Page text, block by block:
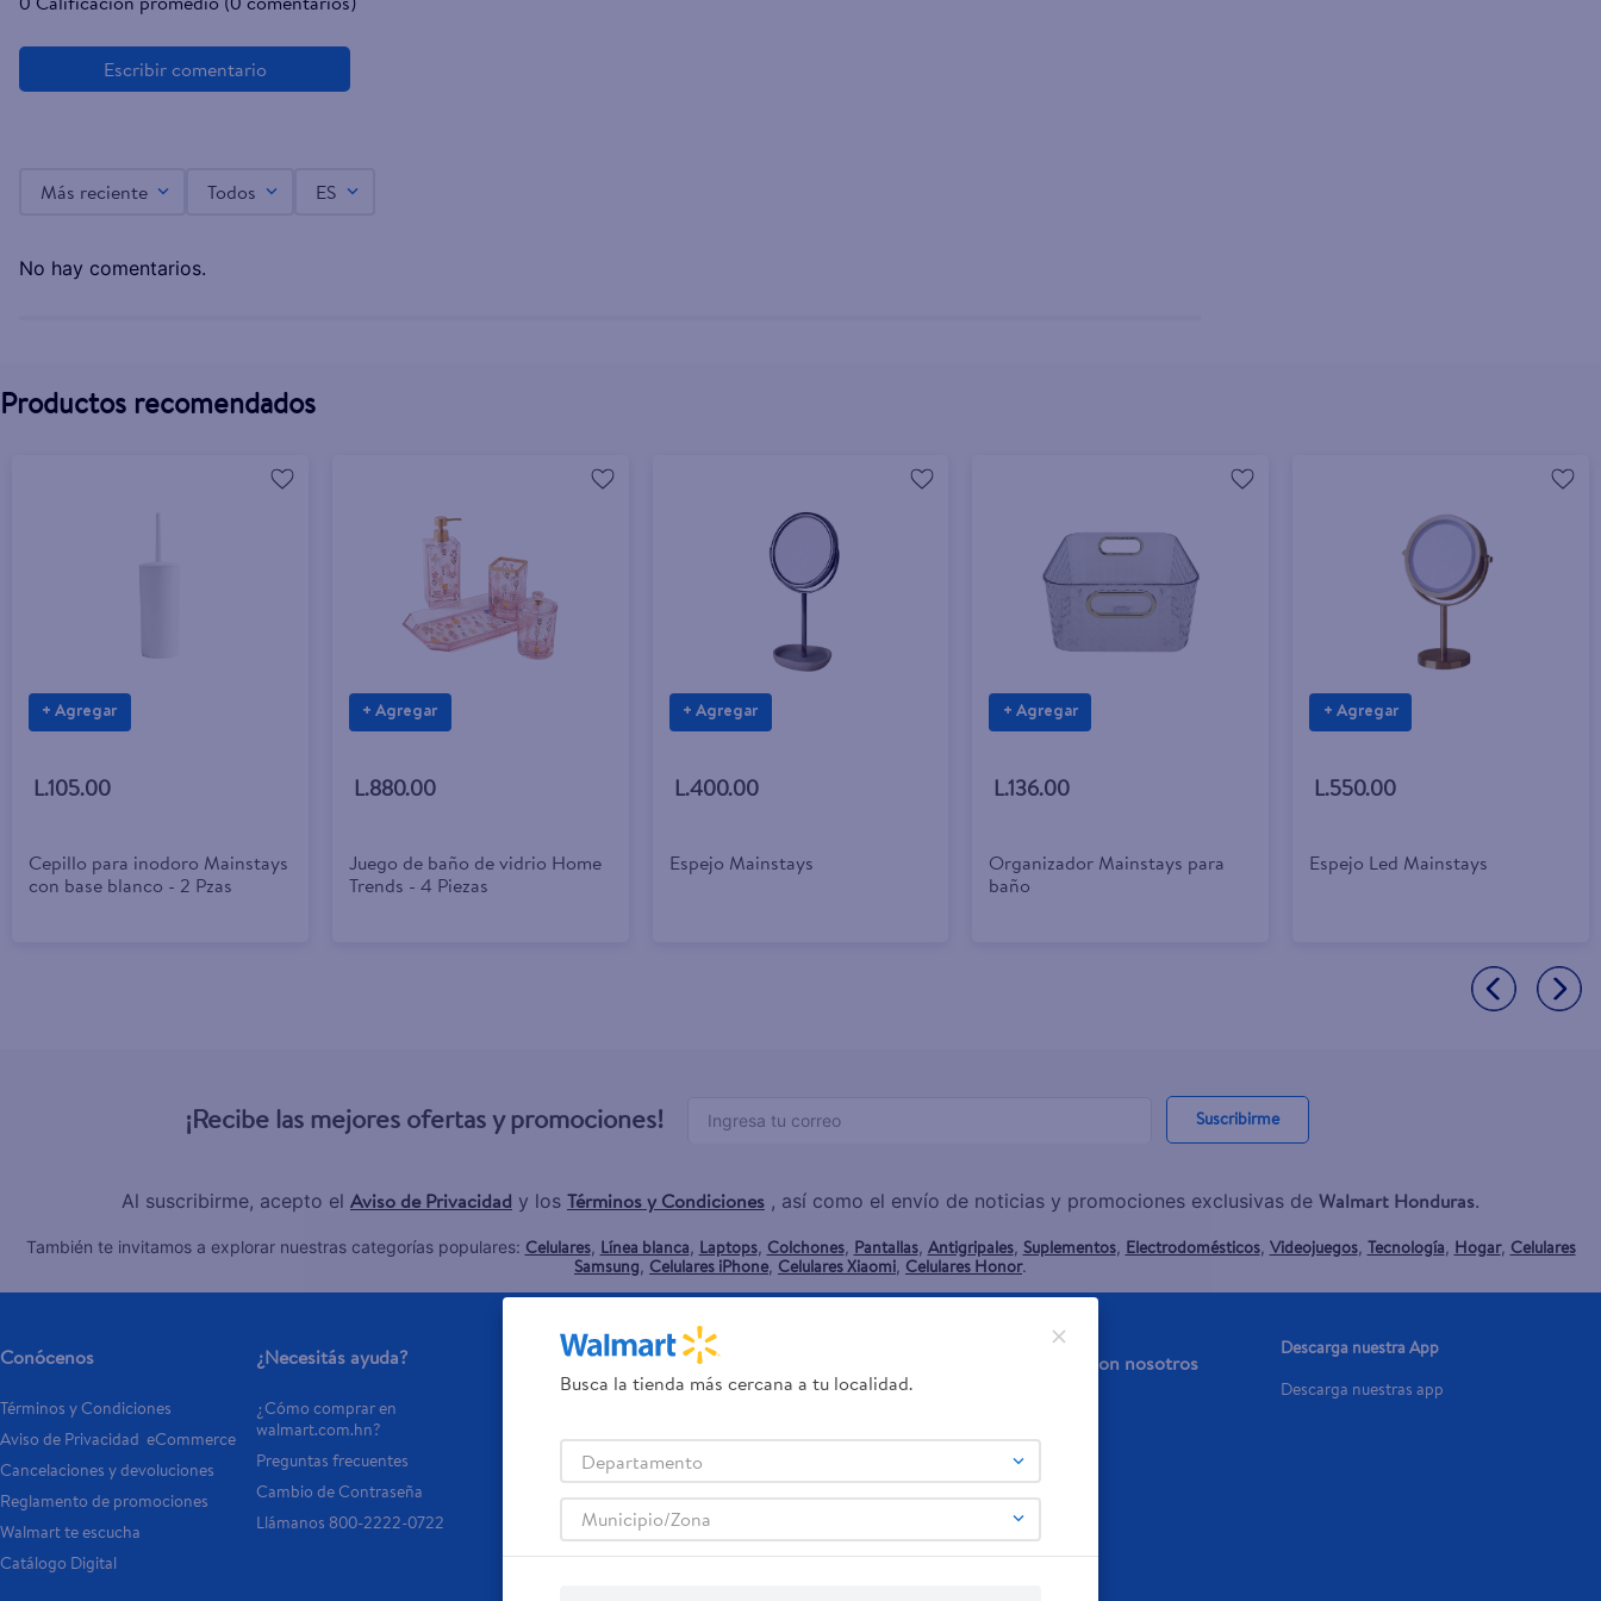
Mainstays Toallero Cromado
Más reciente Todos ES
No hay comentarios.
Productos recomendados
+ Agregar
L.105.00
Cepillo para inodoro Mainstays
con base blanco - 2 Pzas
+ Agregar
L.880.00
Juego de baño de vidrio Home
Trends - 4 Piezas
+ Agregar
L.400.00
Espejo Mainstays
+ Agregar
L.136.00
Organizador Mainstays para
baño
+ Agregar
L.550.00
Espejo Led Mainstays
¡Recibe las mejores ofertas y promociones! Suscribirme
Al suscribirme, acepto el Aviso de Privacidad y los Términos y Condiciones , así como el envío de noticias y promociones exclusivas de Walmart Honduras.
También te invitamos a explorar nuestras categorías populares: Celulares, Línea blanca, Laptops, Colchones, Pantallas, Antigripales, Suplementos, Electrodomésticos, Videojuegos, Tecnología, Hogar, Celulares
Samsung, Celulares iPhone, Celulares Xiaomi, Celulares Honor.
Conócenos
Términos y Condiciones
Aviso de Privacidad  eCommerce
Cancelaciones y devoluciones
Reglamento de promociones
Walmart te escucha
Catálogo Digital
¿Necesitás ayuda?
¿Cómo comprar en
walmart.com.hn?
Preguntas frecuentes
Cambio de Contraseña
Llámanos 800-2222-0722
Servicios
Otros servicios:
- Remesas
- Pagos de servicios
Trabaja con nosotros
Descarga nuestra App
Descarga nuestras app
Busca la tienda más cercana a tu localidad.
Departamento
Municipio/Zona